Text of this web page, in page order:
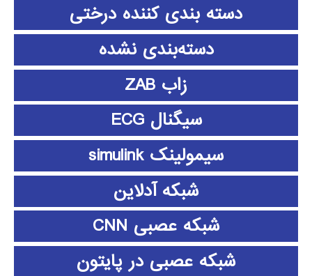
دسته بندی کننده درختی
دسته‌بندی نشده
زاب ZAB
سیگنال ECG
سیمولینک simulink
شبکه آدلاین
شبکه عصبی CNN
شبکه عصبی در پایتون